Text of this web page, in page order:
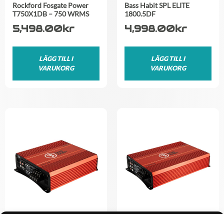
Rockford Fosgate Power
T750X1DB – 750 WRMS
5,498.00kr
LÄGG TILL I
VARUKORG
Bass Habit SPL ELITE
1800.5DF
4,998.00kr
LÄGG TILL I
VARUKORG